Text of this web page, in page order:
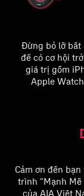
Đừng bỏ lỡ bất
để có cơ hội
giá trị gồm
Apple
Cảm ơn đến
trình “Mạnh
của AIA Việt